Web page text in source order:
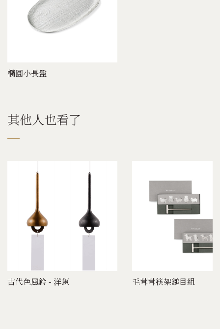
橢圓小長盤
其他人也看了
古代色風鈴 - 洋蔥 毛茸茸筷架鎚目組